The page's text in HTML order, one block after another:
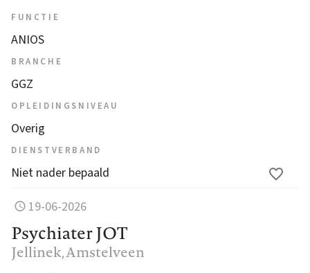
FUNCTIE
ANIOS
BRANCHE
GGZ
OPLEIDINGSNIVEAU
Overig
DIENSTVERBAND
Niet nader bepaald
19-06-2026
Psychiater JOT
Jellinek, Amstelveen